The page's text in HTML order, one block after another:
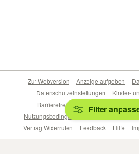
Filter
Zur Webversion Anzeige aufgeben
Datenschutzeinstellungen
Kinder-
Barrierefreiheitserklärung
Nutzungsbedingungen
Beliebte Suchen
Vertrag Widerrufen
Feedback Hilfe